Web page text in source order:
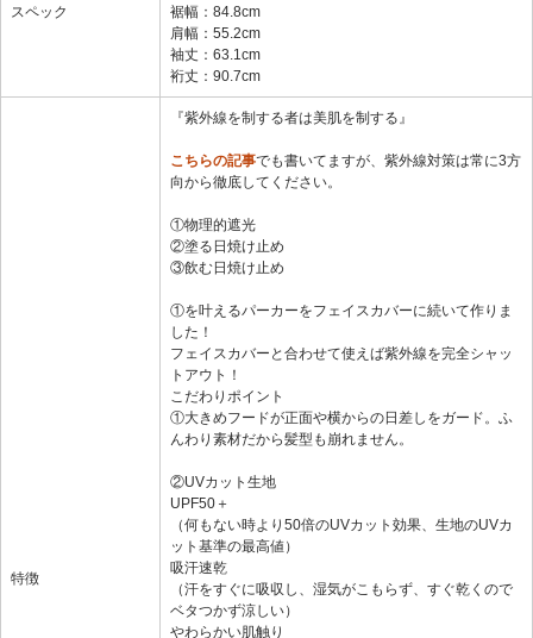
スペック
裾幅：84.8cm
肩幅：55.2cm
袖丈：63.1cm
裄丈：90.7cm
特徴
『紫外線を制する者は美肌を制する』
こちらの記事でも書いてますが、紫外線対策は常に3方
向から徹底してください。
①物理的遮光
②塗る日焼け止め
③飲む日焼け止め
①を叶えるパーカーをフェイスカバーに続いて作りま
した！
フェイスカバーと合わせて使えば紫外線を完全シャッ
トアウト！
こだわりポイント
①大きめフードが正面や横からの日差しをガード。ふ
んわり素材だから髪型も崩れません。
②UVカット生地
UPF50＋
（何もない時より50倍のUVカット効果、生地のUVカ
ット基準の最高値）
吸汗速乾
（汗をすぐに吸収し、湿気がこもらず、すぐ乾くので
ベタつかず涼しい）
やわらかい肌触り